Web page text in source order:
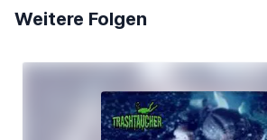
Weitere Folgen